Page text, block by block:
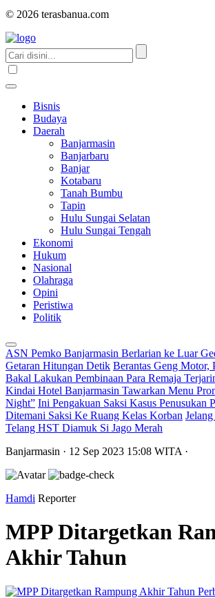
© 2026 terasbanua.com
Bisnis
Budaya
Daerah
Banjarmasin
Banjarbaru
Banjar
Kotabaru
Tanah Bumbu
Tapin
Hulu Sungai Selatan
Hulu Sungai Tengah
Ekonomi
Hukum
Nasional
Olahraga
Opini
Peristiwa
Politik
ASN Pemko Banjarmasin Berlarian ke Luar
Getaran Hitungan Detik Berantas Geng Motor,
Bakal Lakukan Pembinaan Para Remaja
Kindai Hotel Banjarmasin Tawarkan Menu
Night” Ini Pengakuan Saksi Kasus Penusukan
Ditemani Saksi Ke Ruang Kelas Korban
Telang HST Diamuk Si Jago Merah
Banjarmasin · 12 Sep 2023 15:08 WITA ·
Hamdi Reporter
MPP Ditargetkan
Akhir Tahun